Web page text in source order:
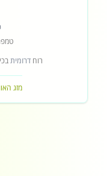
רוחדרומית
מזג